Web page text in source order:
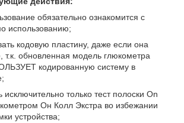
обязательно ознакомится с
использованию;
кодовую пластину, даже если она
т.к. обновленная модель глюкометра
кодированную систему в
исключительно только тест полоски On
Он Колл Экстра во избежании
устройства;